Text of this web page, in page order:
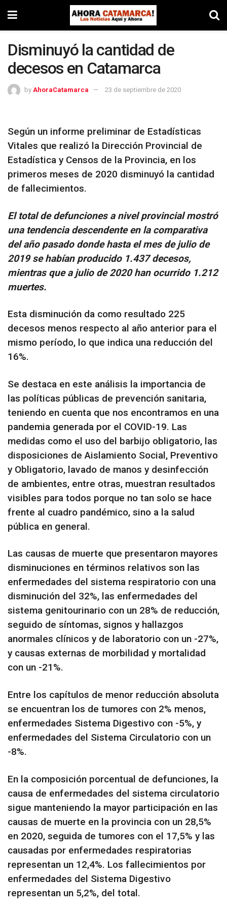
Disminuyó la cantidad de
decesos en Catamarca
by AhoraCatamarca 23 de septiembre de 2020
Según un informe preliminar de Estadísticas
Vitales que realizó la Dirección Provincial de
Estadística y Censos de la Provincia, en los
primeros meses de 2020 disminuyó la cantidad
de fallecimientos.
El total de defunciones a nivel provincial mostró
una tendencia descendente en la comparativa
del año pasado donde hasta el mes de julio de
2019 se habían producido 1.437 decesos,
mientras que a julio de 2020 han ocurrido 1.212
muertes.
Esta disminución da como resultado 225
decesos menos respecto al año anterior para el
mismo período, lo que indica una reducción del
16%.
Se destaca en este análisis la importancia de
las políticas públicas de prevención sanitaria,
teniendo en cuenta que nos encontramos en una
pandemia generada por el COVID-19. Las
medidas como el uso del barbijo obligatorio, las
disposiciones de Aislamiento Social, Preventivo
y Obligatorio, lavado de manos y desinfección
de ambientes, entre otras, muestran resultados
visibles para todos porque no tan solo se hace
frente al cuadro pandémico, sino a la salud
pública en general.
Las causas de muerte que presentaron mayores
disminuciones en términos relativos son las
enfermedades del sistema respiratorio con una
disminución del 32%, las enfermedades del
sistema genitourinario con un 28% de reducción,
seguido de síntomas, signos y hallazgos
anormales clínicos y de laboratorio con un -27%,
y causas externas de morbilidad y mortalidad
con un -21%.
Entre los capítulos de menor reducción absoluta
se encuentran los de tumores con 2% menos,
enfermedades Sistema Digestivo con -5%, y
enfermedades del Sistema Circulatorio con un
-8%.
En la composición porcentual de defunciones, la
causa de enfermedades del sistema circulatorio
sigue manteniendo la mayor participación en las
causas de muerte en la provincia con un 28,5%
en 2020, seguida de tumores con el 17,5% y las
causadas por enfermedades respiratorias
representan un 12,4%. Los fallecimientos por
enfermedades del Sistema Digestivo
representan un 5,2%, del total.